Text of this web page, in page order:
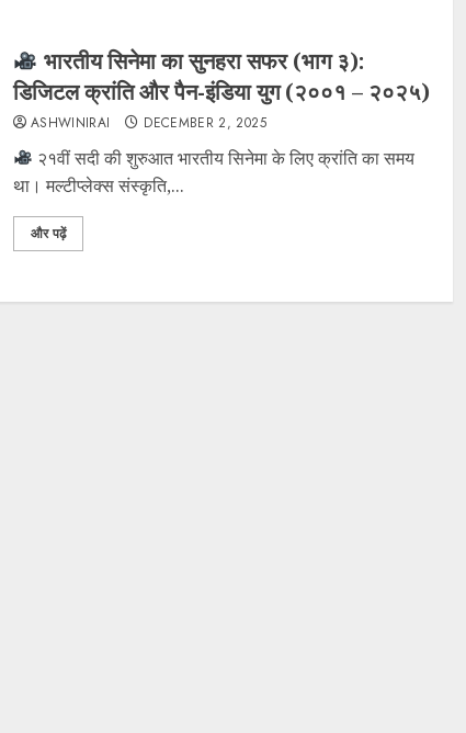
भारतीय सिनेमा का सुनहरा सफर (भाग ३):
डिजिटल क्रांति और पैन-इंडिया युग (२००१ – २०२५)
ASHWINIRAI DECEMBER 2, 2025
२१वीं सदी की शुरुआत भारतीय सिनेमा के लिए क्रांति का समय
था। मल्टीप्लेक्स संस्कृति,...
और पढ़ें